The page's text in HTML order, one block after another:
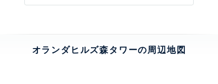
オランダヒルズ森タワーの周辺地図